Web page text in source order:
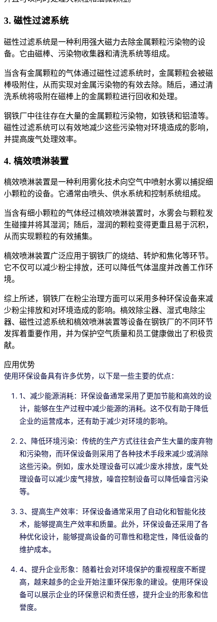
3. 磁性过滤系统
磁性过滤系统是一种利用强大磁力去除金属颗粒污染物的设
备。它由磁棒、污染物收集器和清洗系统等组成。
当含有金属颗粒的气体通过磁性过滤系统时，金属颗粒会被磁
棒吸附住，从而实现对金属污染物的有效去除。随后，通过清
洗系统将吸附在磁棒上的金属颗粒进行回收和处理。
钢铁厂中往往存在大量的金属颗粒污染物，如铁锈和铝渣等。
磁性过滤系统可以有效地减少这些污染物对环境造成的影响，
并提高废气处理效率。
4. 槁效喷淋装置
槁效喷淋装置是一种利用雾化技术向空气中喷射水雾以捕捉细
小颗粒的设备。它通常由喷头、供水系统和控制系统组成。
当含有细小颗粒的气体经过槁效喷淋装置时，水雾会与颗粒发
生碰撞并将其湿润；随后，湿润的颗粒变得更重且易于沉积，
从而实现颗粒的有效捕集。
槁效喷淋装置广泛应用于钢铁厂的烧结、转炉和焦化等环节。
它不仅可以减少粉尘排放，还可以降低气体温度并改善工作环
境。
综上所述，钢铁厂在粉尘治理方面可以采用多种环保设备来减
少粉尘排放和对环境造成的影响。槁效除尘器、湿式电除尘
器、磁性过滤系统和槁效喷淋装置等设备在钢铁厂的不同环节
发挥着重要作用，并为保护空气质量和员工健康做出了积极贡
献。
应用优势
使用环保设备具有许多优势，以下是一些主要的优点：
1、减少能源消耗：环保设备通常采用了更加节能和高效的设
计，能够在生产过程中减少能源的消耗。这不仅有助于降低
企业的运营成本，还有助于减少对环境的影响。
2、降低环境污染：传统的生产方式往往会产生大量的废弃物
和污染物，而环保设备则采用了各种技术手段来减少或消除
这些污染。例如，废水处理设备可以减少废水排放，废气处
理设备可以减少废气排放，噪音控制设备可以降低噪音污染
等。
3、提高生产效率：环保设备通常采用了自动化和智能化技
术，能够提高生产效率和质量。此外，环保设备还采用了各
种优化设计，能够提高设备的可靠性和稳定性，降低设备的
维护成本。
4、提升企业形象：随着社会对环境保护的重视程度不断提
高，越来越多的企业开始注重环保形象的建设。使用环保设
备可以展示企业的环保意识和责任感，提升企业的形象和信
誉度。